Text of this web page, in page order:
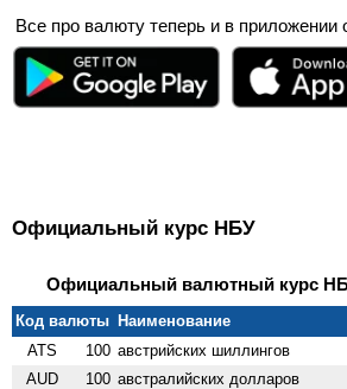
Все про валюту теперь и в
Официальный курс НБУ
Официальный валютный курс
Код валюты Наименование
ATS
100 австрийских шиллингов
AUD 100 австралийских долларов